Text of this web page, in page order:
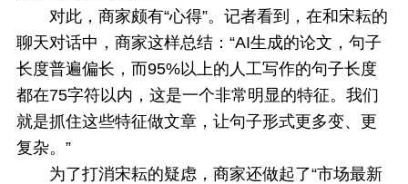
对此，商家颇有“心得”。记者看到，在和宋耘的
聊天对话中，商家这样总结：“AI生成的论文，句子
长度普遍偏长，而95%以上的人工写作的句子长度
都在75字符以内，这是一个非常明显的特征。我们
就是抓住这些特征做文章，让句子形式更多变、更
复杂。”
为了打消宋耘的疑虑，商家还做起了“市场最新